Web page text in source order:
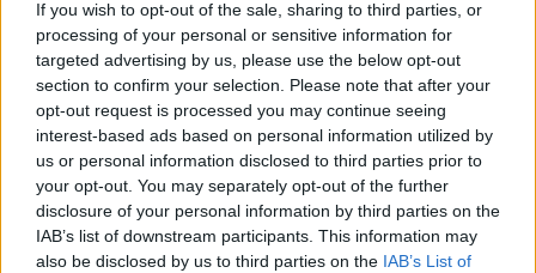
If you wish to opt-out of the sale, sharing to third parties, or
processing of your personal or sensitive information for
targeted advertising by us, please use the below opt-out
section to confirm your selection. Please note that after your
opt-out request is processed you may continue seeing
interest-based ads based on personal information utilized by
us or personal information disclosed to third parties prior to
your opt-out. You may separately opt-out of the further
disclosure of your personal information by third parties on the
IAB’s list of downstream participants. This information may
also be disclosed by us to third parties on the IAB’s List of
Bevilacqua (24)
Bonavigo (31)
Boschi Sant'Anna (22)
Bosco Chiesanuova (67)
Bovolone (323)
Brentino Belluno (26)